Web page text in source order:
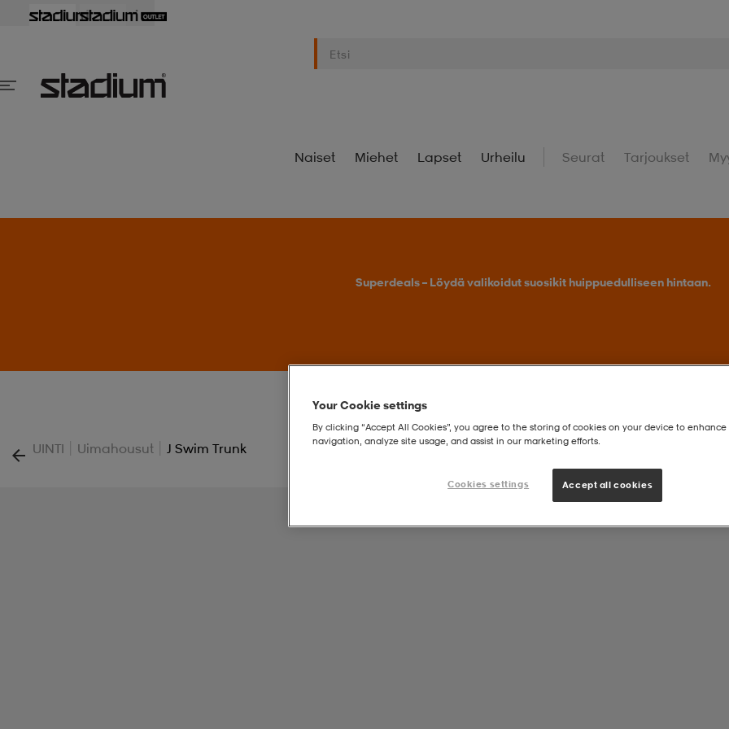
Naiset Miehet Lapset Urheilu Seurat Tarjoukset
Superdeals – Löydä valikoidut suosikit huippuedulliseen hintaan.
UINTI | Uimahousut | J Swim Trunk
Your Cookie settings
By clicking “Accept All Cookies”, you agree to the storing of cookies on your device to enhance
navigation, analyze site usage, and assist in our marketing efforts.
Cookies settings Accept all cookies